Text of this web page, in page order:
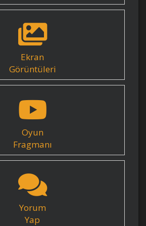
Ekran
Görüntüleri
Oyun
Fragmanı
Yorum
Yap